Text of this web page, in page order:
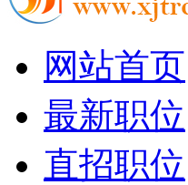
网站首页
最新职位
直招职位